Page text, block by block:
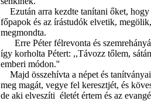
Ezután arra kezdte tanítani őket,
főpapok és az írástudók elvetik,
megmondta.
Erre Péter félrevonta és
így korholta Pétert: ,,Távozz tőlem,
emberi módon.''
Majd összehívta a népet és
meg magát, vegye fel keresztjét, és
de aki elveszíti életét értem és az